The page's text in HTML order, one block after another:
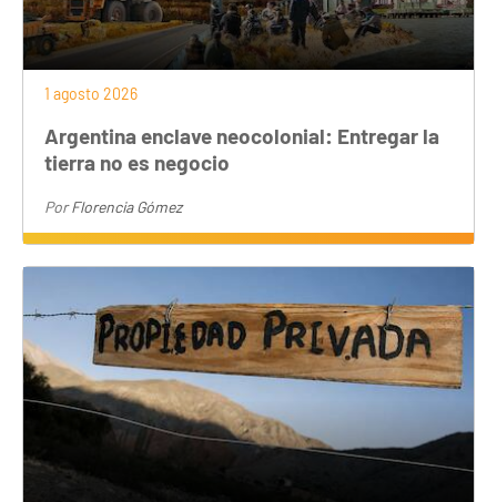
1 agosto 2026
Argentina enclave neocolonial: Entregar la
tierra no es negocio
PorFlorencia Gómez